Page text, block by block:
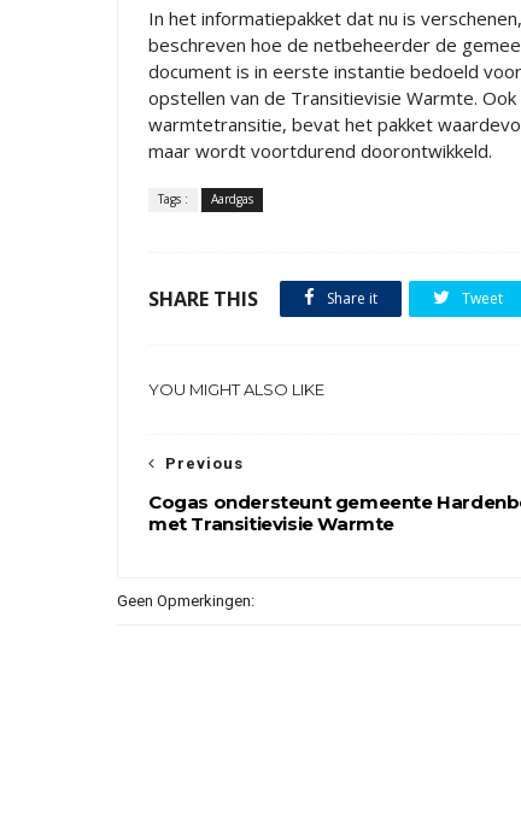
In het informatiepakket dat nu is
beschreven hoe de netbeheerder de
document is in eerste instantie bedoeld
opstellen van de Transitievisie Warmte.
warmtetransitie, bevat het pakket
maar wordt voortdurend doorontwikkeld.
Tags : Aardgas
SHARE THIS Share it Tweet
YOU MIGHT ALSO LIKE
Previous
Cogas ondersteunt gemeente
met Transitievisie Warmte
Geen Opmerkingen: